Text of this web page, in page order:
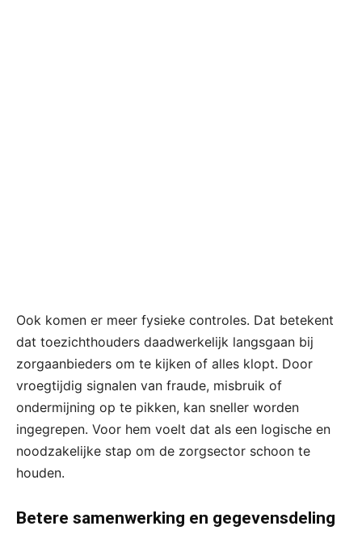
Ook komen er meer fysieke controles. Dat betekent
dat toezichthouders daadwerkelijk langsgaan bij
zorgaanbieders om te kijken of alles klopt. Door
vroegtijdig signalen van fraude, misbruik of
ondermijning op te pikken, kan sneller worden
ingegrepen. Voor hem voelt dat als een logische en
noodzakelijke stap om de zorgsector schoon te
houden.
Betere samenwerking en gegevensdeling